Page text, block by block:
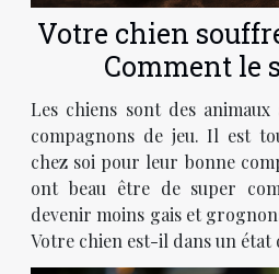
Votre chien
Comment le
Les chiens sont des
compagnons de jeu. Il est
chez soi pour leur bonne
ont beau être de super
devenir moins gais et
Votre chien est-il dans un état